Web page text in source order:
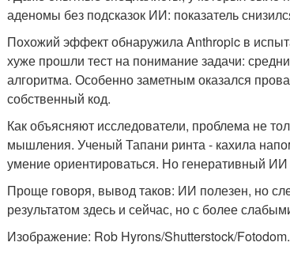
аденомы без подсказок ИИ: показатель
Похожий эффект обнаружила Anthropic в
хуже прошли тест на понимание задачи:
алгоритма. Особенно заметным оказался
собственный код.
Как объясняют исследователи, проблема не
мышления. Ученый Тапани ринта - кахила
умение ориентироваться. Но генеративный
Проще говоря, вывод таков: ИИ полезен, но
результатом здесь и сейчас, но с более
Изображение: Rob Hyrons/Shutterstock/Fotodom.